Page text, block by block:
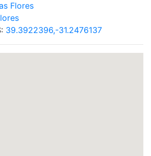
Flores
39.3922396,-31.2476137